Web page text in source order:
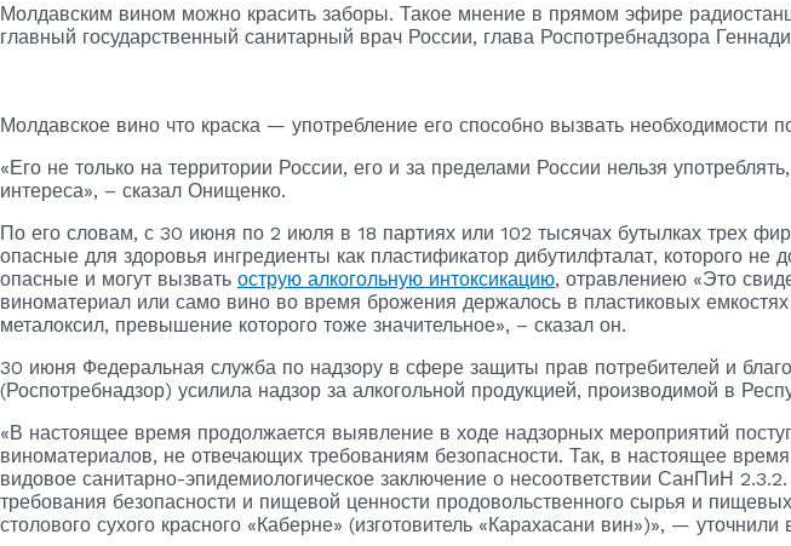
Молдавским вином можно красить заборы. Такое мнение в прямом эфире
главный государственный санитарный врач России, глава Роспотребнадзора
Молдавское вино что краска — употребление его способно вызвать необходимости
«Его не только на территории России, его и за пределами России нельзя
интереса», – сказал Онищенко.
По его словам, с 30 июня по 2 июля в 18 партиях или 102 тысячах бутылках трех
опасные для здоровья ингредиенты как пластификатор дибутилфталат, которого
опасные и могут вызвать острую алкогольную интоксикацию, отравлениею «Это
виноматериал или само вино во время брожения держалось в пластиковых
металоксил, превышение которого тоже значительное», – сказал он.
30 июня Федеральная служба по надзору в сфере защиты прав потребителей и
(Роспотребнадзор) усилила надзор за алкогольной продукцией, производимой в
«В настоящее время продолжается выявление в ходе надзорных мероприятий
виноматериалов, не отвечающих требованиям безопасности. Так, в настоящее
видовое санитарно-эпидемиологическое заключение о несоответствии СанПиН
требования безопасности и пищевой ценности продовольственного сырья и
столового сухого красного «Каберне» (изготовитель «Карахасани вин»)», — уточнили